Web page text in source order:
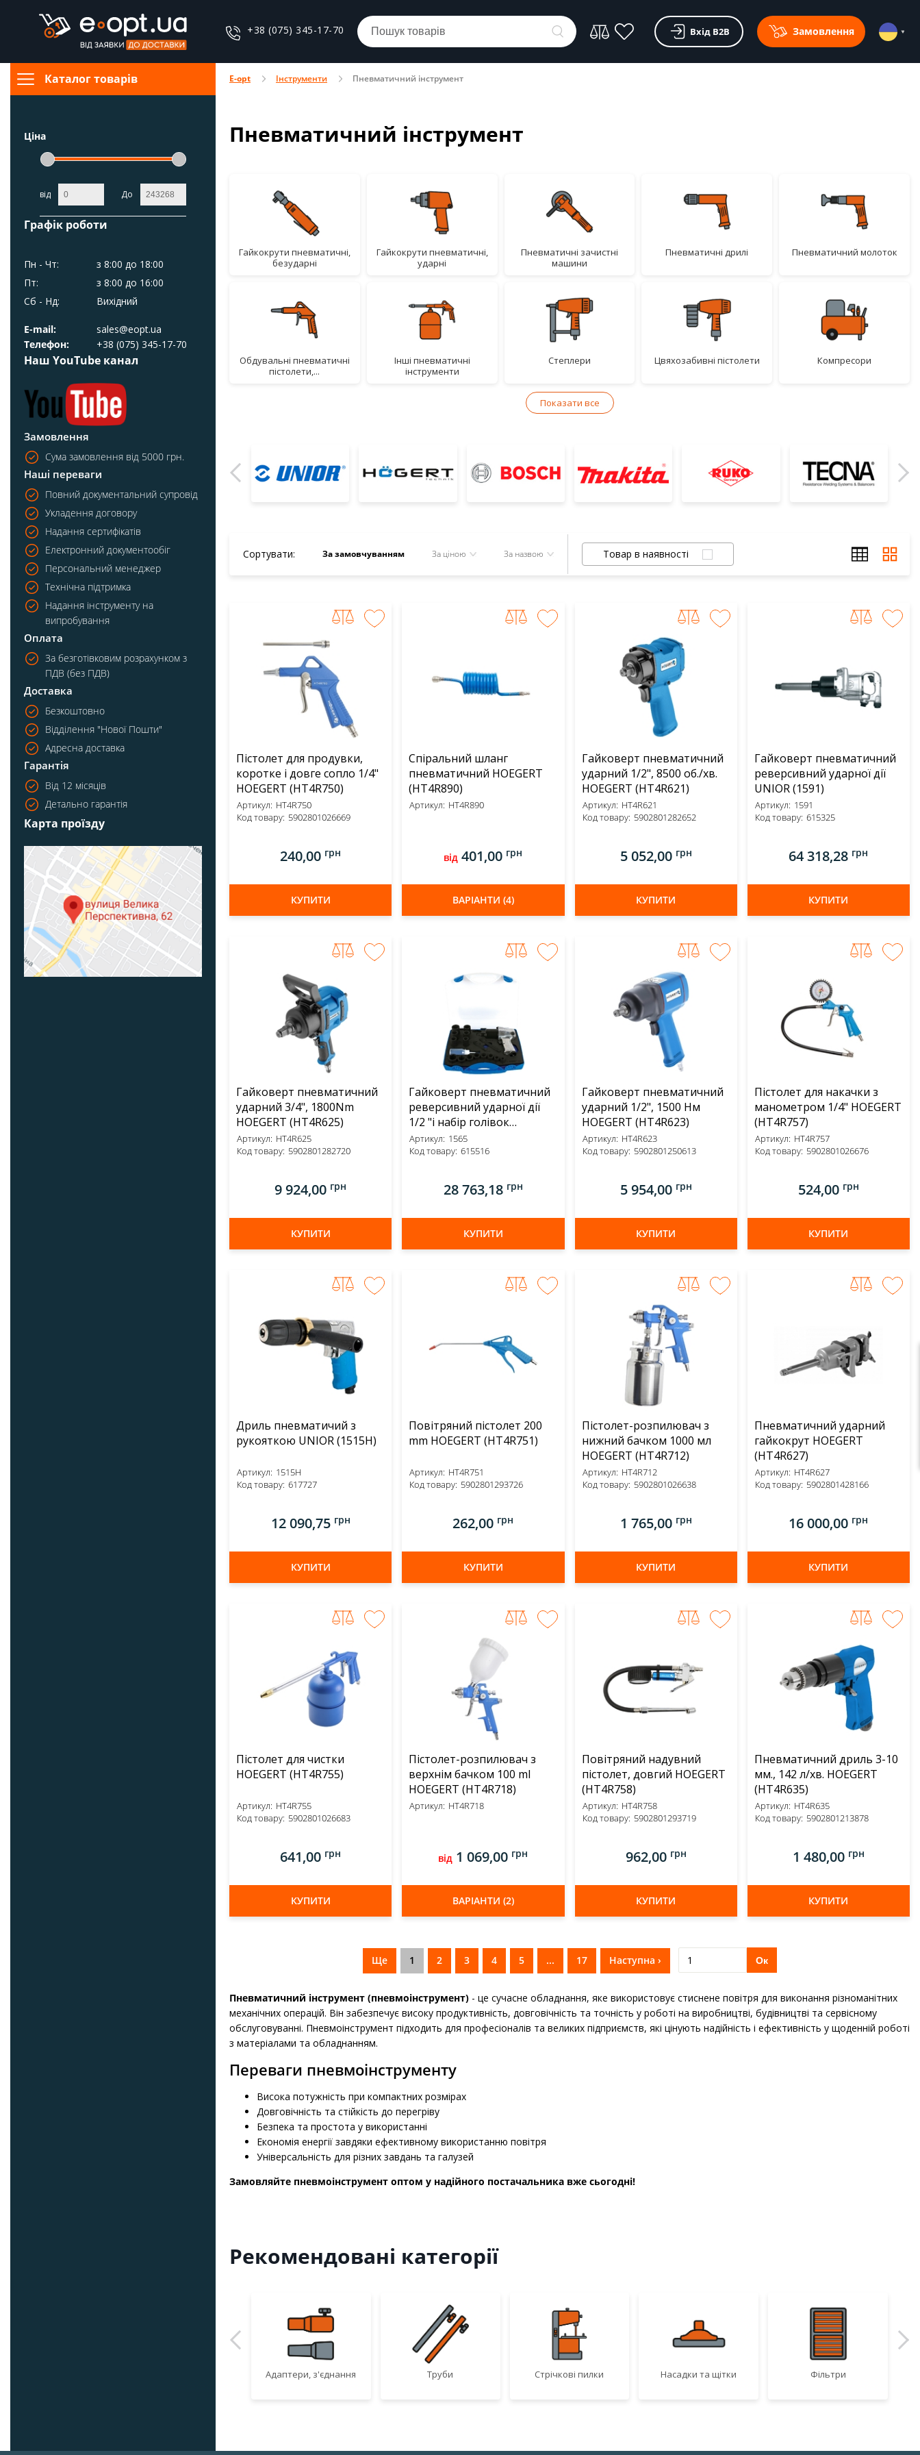
+38 (075) 345-17-70 Вхід В2В Замовлення
Каталог товарів
Ціна
від До
Графік роботи
Пн - Чт:
Пт:
Сб - Нд:
з 8:00 до 18:00
з 8:00 до 16:00
Вихідний
E-mail:
sales@eopt.ua
Телефон:
+38 (075) 345-17-70
Наш YouTube канал
Замовлення
Сума замовлення від 5000 грн.
Наші переваги
Повний документальний супровід
Укладення договору
Надання сертифікатів
Електронний документообіг
Персональний менеджер
Технічна підтримка
Надання інструменту на
випробування
Оплата
За безготівковим розрахунком з
ПДВ (без ПДВ)
Доставка
Безкоштовно
Відділення "Нової Пошти"
Адресна доставка
Гарантія
Від 12 місяців
Детально гарантія
Карта проїзду
E-opt Інструменти Пневматичний інструмент
Пневматичний інструмент
гайкокрути пневматичні,
безударні
гайкокрути пневматичні,
ударні
пневматичні зачистні
машини
пневматичні дрилі пневматичний молоток
обдувальні пневматичні
пістолети,...
інші пневматичні
інструменти
степлери цвяхозабивні пістолети компресори
Показати все
Сортувати: За замовчуванням За ціною За назвою Товар в наявності
Пістолет для продувки,
коротке і довге сопло 1/4"
HOEGERT (HT4R750)
Артикул: HT4R750
Код товару: 5902801026669
240,00 грн
КУПИТИ
Спіральний шланг
пневматичний HOEGERT
(HT4R890)
Артикул: HT4R890
від 401,00 грн
ВАРІАНТИ (4)
Гайковерт пневматичний
ударний 1/2", 8500 об./хв.
HOEGERT (HT4R621)
Артикул: HT4R621
Код товару: 5902801282652
5 052,00 грн
КУПИТИ
Гайковерт пневматичний
реверсивний ударної дії
UNIOR (1591)
Артикул: 1591
Код товару: 615325
64 318,28 грн
КУПИТИ
Гайковерт пневматичний
ударний 3/4", 1800Nm
HOEGERT (HT4R625)
Артикул: HT4R625
Код товару: 5902801282720
9 924,00 грн
КУПИТИ
Гайковерт пневматичний
реверсивний ударної дії
1/2 "і набір голівок
торцевих в пластиковому
кейсі UNIOR (1565)
Артикул: 1565
Код товару: 615516
28 763,18 грн
КУПИТИ
Гайковерт пневматичний
ударний 1/2", 1500 Нм
HOEGERT (HT4R623)
Артикул: HT4R623
Код товару: 5902801250613
5 954,00 грн
КУПИТИ
Пістолет для накачки з
манометром 1/4" HOEGERT
(HT4R757)
Артикул: HT4R757
Код товару: 5902801026676
524,00 грн
КУПИТИ
Дриль пневматичий з
рукояткою UNIOR (1515H)
Артикул: 1515H
Код товару: 617727
12 090,75 грн
КУПИТИ
Повітряний пістолет 200
mm HOEGERT (HT4R751)
Артикул: HT4R751
Код товару: 5902801293726
262,00 грн
КУПИТИ
Пістолет-розпилювач з
нижний бачком 1000 мл
HOEGERT (HT4R712)
Артикул: HT4R712
Код товару: 5902801026638
1 765,00 грн
КУПИТИ
Пневматичний ударний
гайкокрут HOEGERT
(HT4R627)
Артикул: HT4R627
Код товару: 5902801428166
16 000,00 грн
КУПИТИ
Пістолет для чистки
HOEGERT (HT4R755)
Артикул: HT4R755
Код товару: 5902801026683
641,00 грн
КУПИТИ
Пістолет-розпилювач з
верхнім бачком 100 ml
HOEGERT (HT4R718)
Артикул: HT4R718
від 1 069,00 грн
ВАРІАНТИ (2)
Повітряний надувний
пістолет, довгий HOEGERT
(HT4R758)
Артикул: HT4R758
Код товару: 5902801293719
962,00 грн
КУПИТИ
Пневматичний дриль 3-10
мм., 142 л/хв. HOEGERT
(HT4R635)
Артикул: HT4R635
Код товару: 5902801213878
1 480,00 грн
КУПИТИ
Ще 1 2 3 4 5 ... 17 Наступна › Ок
Пневматичний інструмент (пневмоінструмент) - це сучасне обладнання, яке використовує стиснене повітря для виконання різноманітних
механічних операцій. Він забезпечує високу продуктивність, довговічність та точність у роботі на виробництві, будівництві та сервісному
обслуговуванні. Пневмоінструмент підходить для професіоналів та великих підприємств, які цінують надійність і ефективність у щоденній роботі
з матеріалами та обладнанням.
Переваги пневмоінструменту
Висока потужність при компактних розмірах
Довговічність та стійкість до перегріву
Безпека та простота у використанні
Економія енергії завдяки ефективному використанню повітря
Універсальність для різних завдань та галузей
Замовляйте пневмоінструмент оптом у надійного постачальника вже сьогодні!
Рекомендовані категорії
Адаптери, з'єднання Труби Стрічкові пилки Насадки та щітки Фільтри